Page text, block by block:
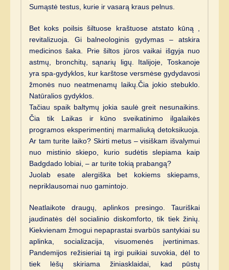
Sumąstė testus, kurie ir vasarą kraus pelnus.
Bet koks poilsis šiltuose kraštuose atstato kūną ,
revitalizuoja. Gi balneologinis gydymas – atskira
medicinos šaka. Prie šiltos jūros vaikai išgyja nuo
astmų, bronchitų, sąnarių ligų. Italijoje, Toskanoje
yra spa-gydyklos, kur karštose versmėse gydydavosi
žmonės nuo neatmenamų laikų.Čia jokio stebuklo.
Natūralios gydyklos.
Tačiau spaik baltymų jokia saulė greit nesunaikins.
Čia tik Laikas ir kūno sveikatinimo ilgalaikės
programos eksperimentinį marmaliuką detoksikuoja.
Ar tam turite laiko? Skirti metus – visiškam išvalymui
nuo mistinio skiepo, kurio sudėtis slepiama kaip
Badgdado lobiai, – ar turite tokią prabangą?
Juolab esate alergiška bet kokiems skiepams,
nepriklausomai nuo gamintojo.
Neatlaikote draugų, aplinkos presingo. Tauriškai
jaudinatės dėl socialinio diskomforto, tik tiek žinių.
Kiekvienam žmogui nepaprastai svarbūs santykiai su
aplinka, socializacija, visuomenės įvertinimas.
Pandemijos režisieriai tą irgi puikiai suvokia, dėl to
tiek lėšų skiriama žiniasklaidai, kad pūstų